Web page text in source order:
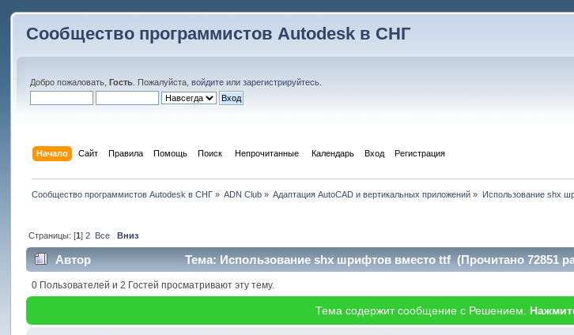
Сообщество программистов Autodesk в СНГ
Добро пожаловать,Гость . Пожалуйста,войдите илизарегистрируйтесь
Начало Сайт Правила Помощь Поиск Непрочитанные Календарь Вход Регистрация
Сообщество программистов Autodesk в СНГ» ADN Club » Адаптация AutoCAD и вертикальных приложений » Использование shx
Страницы: [1] 2 Все Вниз
Автор Тема: Использование shx шрифтов вместо ttf (Прочитано 72851
0 Пользователей и 2 Гостей просматривают эту тему.
Тема содержит сообщение с Решением.